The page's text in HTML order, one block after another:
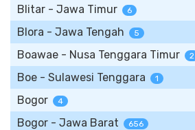
Blitar - Jawa Timur 6
Blora - Jawa Tengah 5
Boawae - Nusa Tenggara Timur 2
Boe - Sulawesi Tenggara 1
Bogor 4
Bogor - Jawa Barat 656